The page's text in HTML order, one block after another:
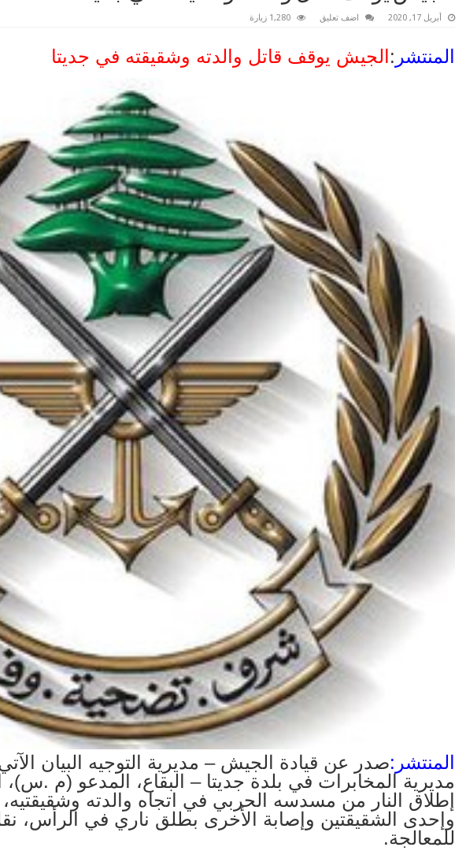
أبريل 17, 2020 اضف تعليق 1,280 زيارة
المنتشر :الجيش يوقف قاتل والدته وشقيقته في جديتا
المنتشر:صدر عن قيادة الجيش – مديرية التوجيه البيان
مديرية المخابرات في بلدة جديتا – البقاع، المدعو (م
إطلاق النار من مسدسه الحربي في اتجاه والدته
وإحدى الشقيقتين وإصابة الأخرى بطلق ناري في الرأس،
للمعالجة.